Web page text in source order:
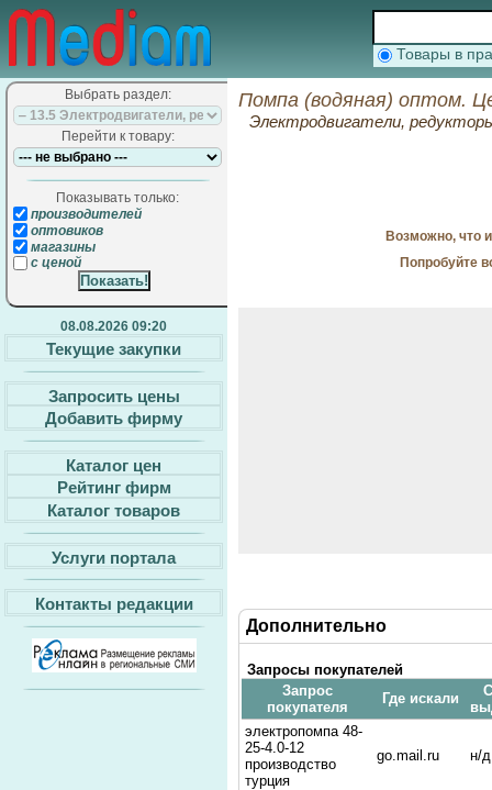
Товары в
Выбрать раздел:
Перейти к товару:
Показывать только:
производителей
оптовиков
магазины
с ценой
08.08.2026 09:20
Текущие закупки
Запросить цены
Добавить фирму
Каталог цен
Рейтинг фирм
Каталог товаров
Услуги портала
Контакты редакции
Помпа (водяная) оптом.
Электродвигатели,
Возможно, что
Попробуйте
Дополнительно
Запросы покупателей
Запрос
покупателя
Где искали
электропомпа 48-
25-4.0-12
производство
турция
go.mail.ru н/д